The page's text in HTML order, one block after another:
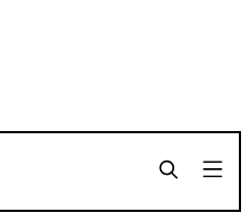
SHARE
SHARE